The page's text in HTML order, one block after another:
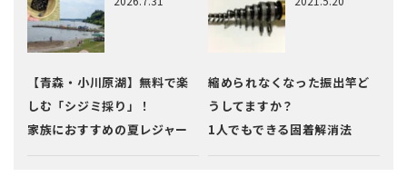
【青森・小川原湖】無料で楽
しむ「シジミ採り」！
家族におすすめの夏レジャー
縮められなくなった振出竿ど
うしてますか？
1人でもできる固着解消法